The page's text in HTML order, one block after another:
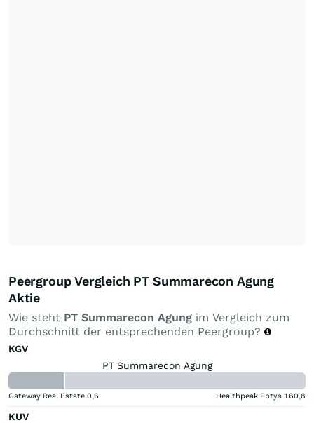
Peergroup Vergleich PT Summarecon Agung
Aktie
Wie steht PT Summarecon Agung im Vergleich zum
Durchschnitt der entsprechenden Peergroup?
KGV
PT Summarecon Agung
Gateway Real Estate 0,6 Healthpeak Pptys 160,8
KUV